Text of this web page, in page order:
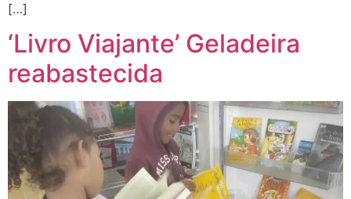
[…]
‘Livro Viajante’ Geladeira
reabastecida